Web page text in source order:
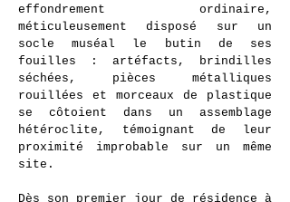
effondrement ordinaire,
méticuleusement disposé sur un
socle muséal le butin de ses
fouilles : artéfacts, brindilles
séchées, pièces métalliques
rouillées et morceaux de plastique
se côtoient dans un assemblage
hétéroclite, témoignant de leur
proximité improbable sur un même
site.
Dès son premier jour de résidence à